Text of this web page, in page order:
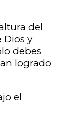
del
Dios y
debes
logrado
el